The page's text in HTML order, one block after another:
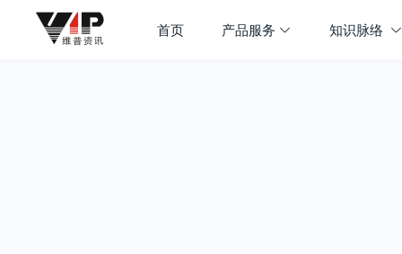
首页 产品服务 知识脉络